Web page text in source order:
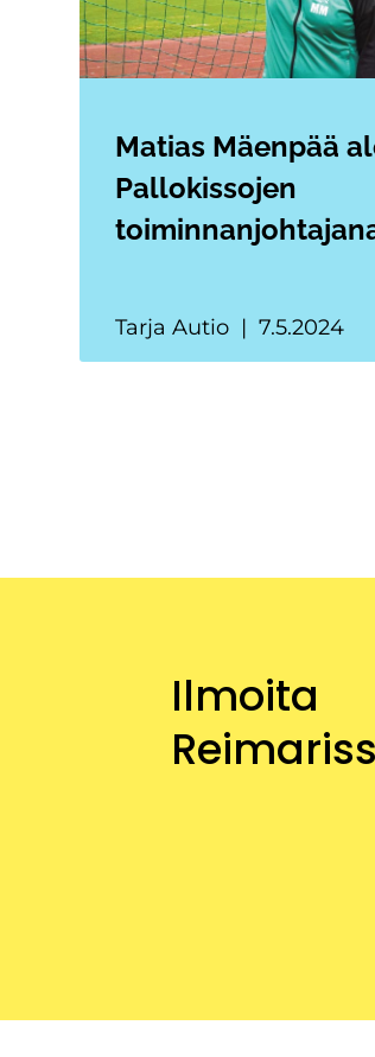
Matias Mäenpää
Pallokissojen
Tarja Autio 7.5.2024
Ilmoita